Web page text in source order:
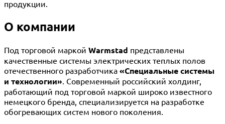
продукции.
О компании
Под торговой маркой Warmstad представлены
качественные системы электрических теплых полов
отечественного разработчика «Специальные системы
и технологии». Современный российский холдинг,
работающий под торговой маркой широко известного
немецкого бренда, специализируется на разработке
обогревающих систем нового поколения.